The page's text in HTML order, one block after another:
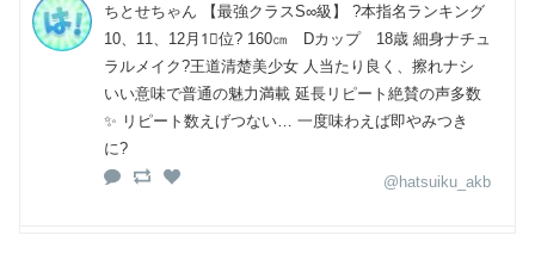
ちとせちゃん 【最強クラスS∞級】 ?本指名ランキング
10、11、12月1⃣位? 160㎝ Dカップ 18歳 細身ナチュ
ラルメイク?王道清楚美少女 人当たり良く、擦れナシ
いい意味で普通の魅力満載 延長リピート絶賛の声多数
✨ リピート数えげつない… 一度味わえば即やみつき
に?
@hatsuiku_akb